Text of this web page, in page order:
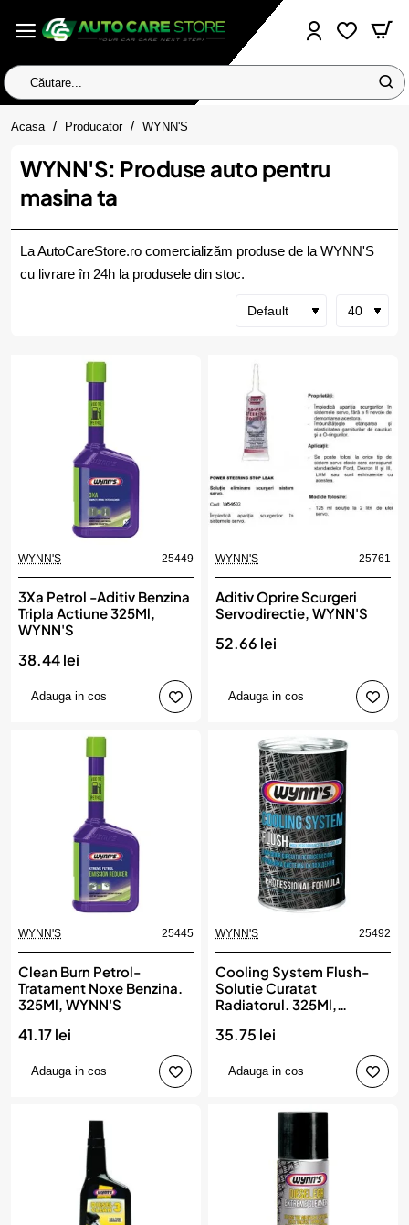
Căutare...
Acasa homeProducator WYNN'S
WYNN'S: Produse auto pentru
masina ta
La AutoCareStore.ro comercializăm produse de la WYNN'S
cu livrare în 24h la produsele din stoc.
WYNN'S 25449
3Xa Petrol -Aditiv Benzina
Tripla Actiune 325Ml,
WYNN'S
38.44 lei
Adauga in cos
WYNN'S 25761
Aditiv Oprire Scurgeri
Servodirectie, WYNN'S
52.66 lei
Adauga in cos
WYNN'S 25445
Clean Burn Petrol-
Tratament Noxe Benzina.
325Ml, WYNN'S
41.17 lei
Adauga in cos
WYNN'S 25492
Cooling System Flush-
Solutie Curatat
Radiatorul. 325Ml,
35.75 lei
Adauga in cos